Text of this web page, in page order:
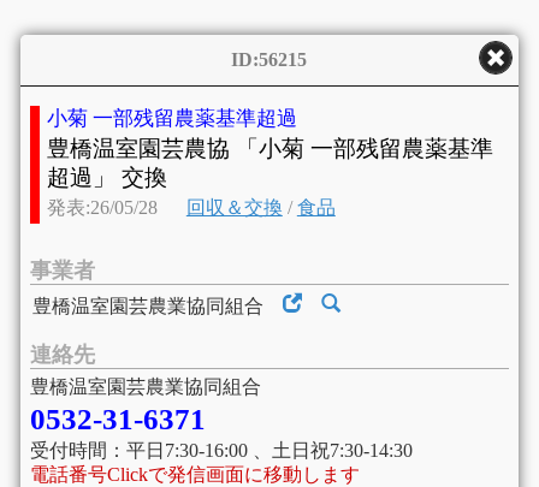
ID:56215
小菊 一部残留農薬基準超過
豊橋温室園芸農協 「小菊 一部残留農薬基準
超過」 交換
発表:26/05/28 回収＆交換 /食品
事業者
豊橋温室園芸農業協同組合
連絡先
豊橋温室園芸農業協同組合
0532-31-6371
受付時間：平日7:30-16:00 、土日祝7:30-14:30
電話番号Clickで発信画面に移動します